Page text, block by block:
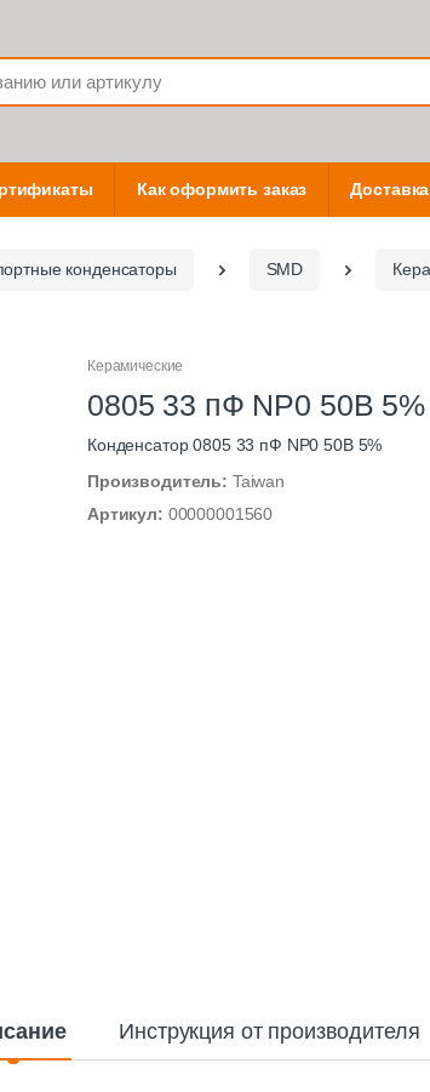
Как оформить заказ Доставка
конденсаторы SMD
Керамические
0805 33 пФ NP0 50В 5%
Конденсатор 0805 33 пФ NP0 50В 5%
Производитель: Taiwan
Артикул: 00000001560
Инструкция от производителя